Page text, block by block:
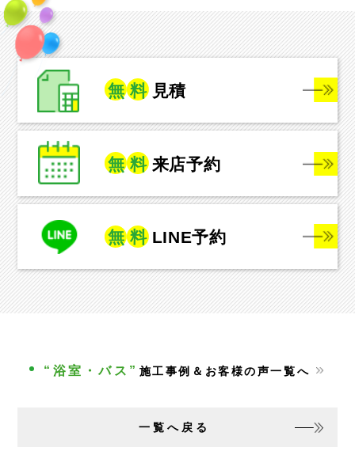
無 料 見積
無 料 来店予約
無 料 LINE予約
“浴室・バス” 施工事例＆お客様の声一覧へ
一覧へ戻る